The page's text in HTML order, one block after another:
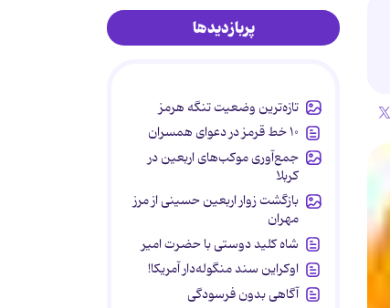
پربازدیدها
تازه‌ترین وضعیت تنگه هرمز
۱۰ خط قرمز در دعوای همسران
جمع‌آوری موکب‌های اربعین در
کربلا
بازگشت زوار اربعین حسینی از مرز
مهران
شاه کلید دوستی با حضرت امیر
اوکراین سند منگوله‌دار آمریکا!
آگاهی بدون فرسودگی